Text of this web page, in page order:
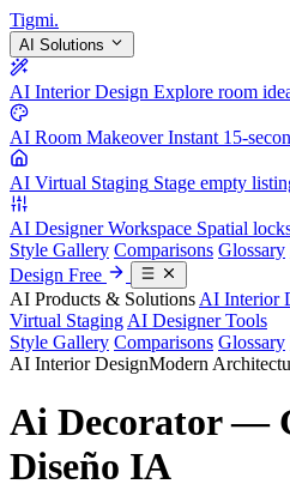
Tigmi.
AI Solutions
AI Interior Design Explore room
AI Room Makeover Instant 15-
AI Virtual Staging Stage empty
AI Designer Workspace Spatial
Style Gallery Comparisons Glossary
Design Free
AI Products & Solutions AI Interior
Virtual Staging AI Designer Tools
Style Gallery Comparisons Glossary
AI Interior DesignModern
Ai Decorator —
Diseño IA